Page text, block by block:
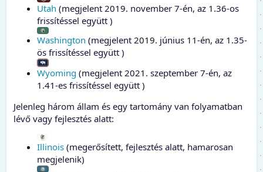
Utah (megjelent 2019. november 7-én, az 1.36-os
frissítéssel együtt )
Washington (megjelent 2019. június 11-én, az 1.35-
ös frissítéssel együtt )
Wyoming (megjelent 2021. szeptember 7-én, az
1.41-es frissítéssel együtt )
Jelenleg három állam és egy tartomány van folyamatban
lévő vagy fejlesztés alatt:
Illinois (megerősített, fejlesztés alatt, hamarosan
megjelenik)